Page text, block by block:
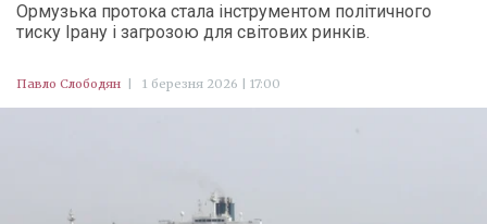
Ормузька протока стала інструментом політичного
тиску Ірану і загрозою для світових ринків.
Павло Слободян 1 березня 2026 | 17:00